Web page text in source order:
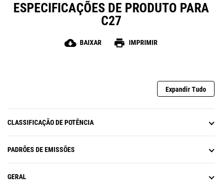
ESPECIFICAÇÕES DE PRODUTO PARA
C27
cloud_download BAIXAR print IMPRIMIR
Expandir Tudo
CLASSIFICAÇÃO DE POTÊNCIA
PADRÕES DE EMISSÕES
GERAL